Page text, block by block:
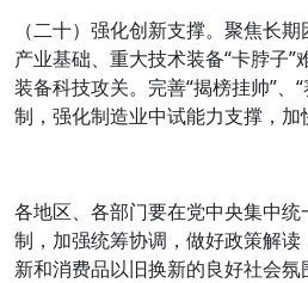
（二十）强化创新支撑。聚焦长
产业基础、重大技术装备“卡脖子
装备科技攻关。完善“揭榜挂帅”、
制，强化制造业中试能力支撑，加
各地区、各部门要在党中央集中
制，加强统筹协调，做好政策解
新和消费品以旧换新的良好社会